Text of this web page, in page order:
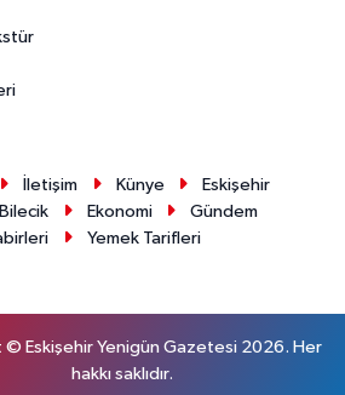
İletişim Künye
Eskişehir
Bilecik Ekonomi
Gündem
Yemek Tarifleri
Eskişehir Yenigün Gazetesi 2026. Her
hakkı saklıdır.